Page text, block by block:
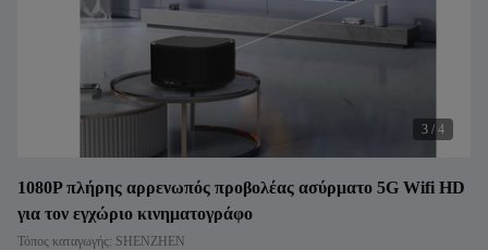
3 / 4
1080P πλήρης αρρενωπός προβολέας ασύρματο 5G Wifi HD
για τον εγχώριο κινηματογράφο
Τόπος καταγωγής: SHENZHEN